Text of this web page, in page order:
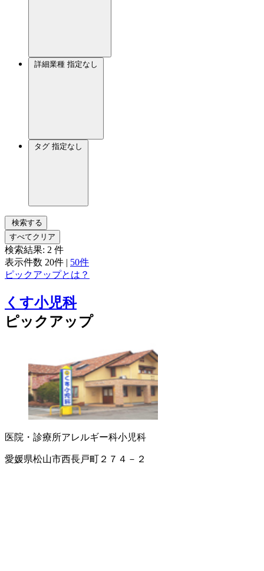
詳細業種 指定なし
タグ 指定なし
検索する
すべてクリア
検索結果: 2 件
表示件数 20件 | 50件
ピックアップとは？
くす小児科
ピックアップ
医院・診療所アレルギー科小児科
愛媛県松山市西長戸町２７４－２